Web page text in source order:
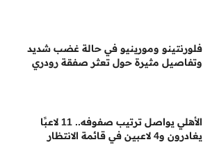
فلورنتينو ومورينيو في حالة غضب شديد
وتفاصيل مثيرة حول تعثر صفقة رودري
الأهلي يواصل ترتيب صفوفه.. 11 لاعبًا
يغادرون و4 لاعبين في قائمة الانتظار